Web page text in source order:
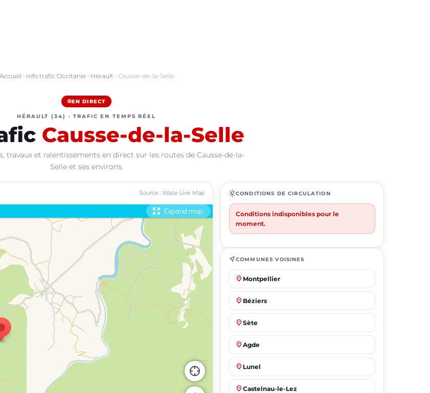
Accueil › Info trafic Occitanie› Hérault › Causse-de-la-Selle
EN DIRECT
HÉRAULT (34) · TRAFIC EN TEMPS RÉEL
Causse-de-la-Selle
travaux et ralentissements en direct sur les routes de Causse-de-la-
Selle et ses environs.
Source : Waze Live Map routineCONDITIONS DE CIRCULATION
Conditions indisponibles pour le
moment.
near_meCOMMUNES VOISINES
place Montpellier
place Béziers
place Sète
place Agde
place Lunel
place Castelnau-le-Lez